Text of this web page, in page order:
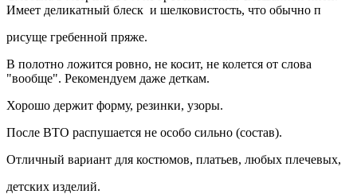
Имеет деликатный блеск и шелковистость, что обычно п
рисуще гребенной пряже.
В полотно ложится ровно, не косит, не колется от слова
"вообще". Рекомендуем даже деткам.
Хорошо держит форму, резинки, узоры.
После ВТО распушается не особо сильно (состав).
Отличный вариант для костюмов, платьев, любых плечевых,
детских изделий.